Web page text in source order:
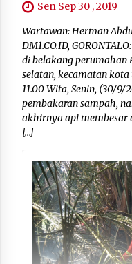
Sen Sep 30 , 2019
Wartawan: Herman
DM1.CO.ID,
di belakang perumahan
selatan, kecamatan
11.00 Wita, Senin, (30/9/
pembakaran sampah,
akhirnya api membesar
[…]